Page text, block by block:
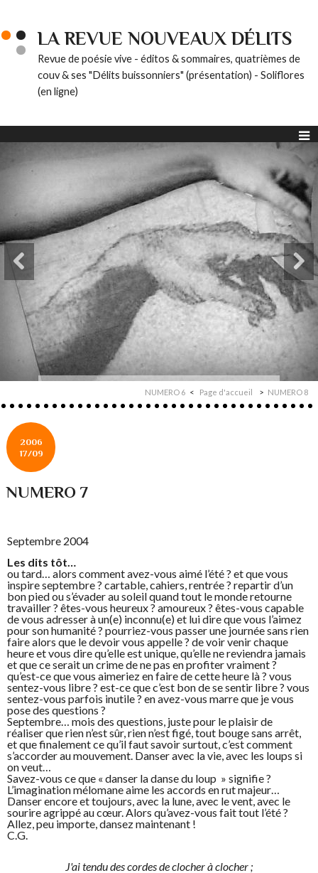
LA REVUE NOUVEAUX DÉLITS
Revue de poésie vive - éditos & sommaires, quatrièmes de
couv & ses "Délits buissonniers" (présentation) - Soliflores
(en ligne)
NUMERO 6 Page d'accueil NUMERO 8
2006
17/09
NUMERO 7
Septembre 2004
Les dits tôt…
ou tard… alors comment avez-vous aimé l’été ? et que vous
inspire septembre ? cartable, cahiers, rentrée ? repartir d’un
bon pied ou s’évader au soleil quand tout le monde retourne
travailler ? êtes-vous heureux ? amoureux ? êtes-vous capable
de vous adresser à un(e) inconnu(e) et lui dire que vous l’aimez
pour son humanité ? pourriez-vous passer une journée sans rien
faire alors que le devoir vous appelle ? de voir venir chaque
heure et vous dire qu’elle est unique, qu’elle ne reviendra jamais
et que ce serait un crime de ne pas en profiter vraiment ?
qu’est-ce que vous aimeriez en faire de cette heure là ? vous
sentez-vous libre ? est-ce que c’est bon de se sentir libre ? vous
sentez-vous parfois inutile ? en avez-vous marre que je vous
pose des questions ?
Septembre… mois des questions, juste pour le plaisir de
réaliser que rien n’est sûr, rien n’est figé, tout bouge sans arrêt,
et que finalement ce qu’il faut savoir surtout, c’est comment
s’accorder au mouvement. Danser avec la vie, avec les loups si
on veut…
Savez-vous ce que « danser la danse du loup » signifie ?
L’imagination mélomane aime les accords en rut majeur…
Danser encore et toujours, avec la lune, avec le vent, avec le
sourire agrippé au cœur. Alors qu’avez-vous fait tout l’été ?
Allez, peu importe, dansez maintenant !
C.G.
J'ai tendu des cordes de clocher à clocher ;